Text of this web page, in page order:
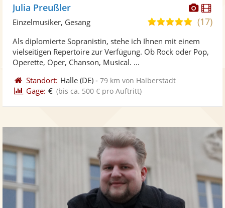
Fotos
Julia Preußler
5,0
5
Sternen
(17)
Einzelmusiker, Gesang
Als diplomierte Sopranistin, stehe ich Ihnen mit einem
vielseitigen Repertoire zur Verfügung. Ob Rock oder Pop,
Operette, Oper, Chanson, Musical. ...
Standort: Halle (DE) -79 km von Halberstadt
Gage: € (bis ca. 500 € pro Auftritt)